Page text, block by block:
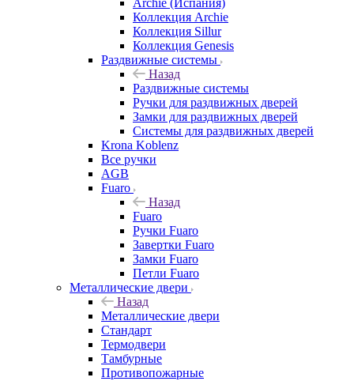
Archie (Испания)
Коллекция Archie
Коллекция Sillur
Коллекция Genesis
Раздвижные системы
Назад
Раздвижные системы
Ручки для раздвижных дверей
Замки для раздвижных дверей
Системы для раздвижных дверей
Krona Koblenz
Все ручки
AGB
Fuaro
Назад
Fuaro
Ручки Fuaro
Завертки Fuaro
Замки Fuaro
Петли Fuaro
Металлические двери
Назад
Металлические двери
Стандарт
Термодвери
Тамбурные
Противопожарные